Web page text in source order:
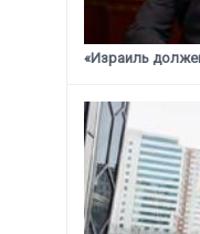
«Израиль